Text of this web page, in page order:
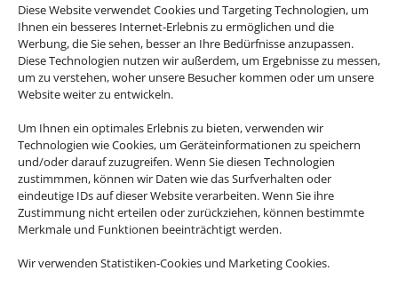
Diese Website verwendet Cookies und Targeting Technologien, um
Ihnen ein besseres Internet-Erlebnis zu ermöglichen und die
Werbung, die Sie sehen, besser an Ihre Bedürfnisse anzupassen.
Diese Technologien nutzen wir außerdem, um Ergebnisse zu messen,
um zu verstehen, woher unsere Besucher kommen oder um unsere
Website weiter zu entwickeln.
Um Ihnen ein optimales Erlebnis zu bieten, verwenden wir
Technologien wie Cookies, um Geräteinformationen zu speichern
und/oder darauf zuzugreifen. Wenn Sie diesen Technologien
zustimmmen, können wir Daten wie das Surfverhalten oder
eindeutige IDs auf dieser Website verarbeiten. Wenn Sie ihre
Zustimmung nicht erteilen oder zurückziehen, können bestimmte
Merkmale und Funktionen beeinträchtigt werden.
Wir verwenden Statistiken-Cookies und Marketing Cookies.
ab 854 €
Buchen Sie jetzt ganz entspannt
Ihren Italienurlaub